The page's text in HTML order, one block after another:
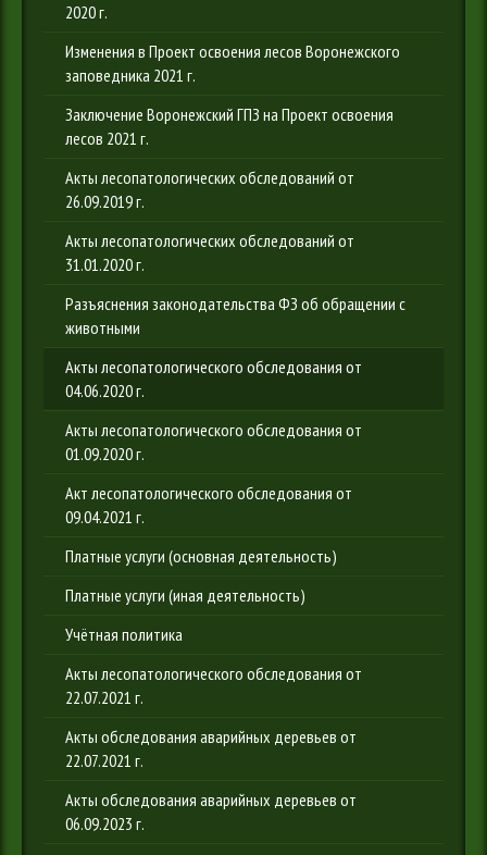
2020 г.
Изменения в Проект освоения лесов Воронежского
заповедника 2021 г.
Заключение Воронежский ГПЗ на Проект освоения
лесов 2021 г.
Акты лесопатологических обследований от
26.09.2019 г.
Акты лесопатологических обследований от
31.01.2020 г.
Разъяснения законодательства ФЗ об обращении с
животными
Акты лесопатологического обследования от
04.06.2020 г.
Акты лесопатологического обследования от
01.09.2020 г.
Акт лесопатологического обследования от
09.04.2021 г.
Платные услуги (основная деятельность)
Платные услуги (иная деятельность)
Учётная политика
Акты лесопатологического обследования от
22.07.2021 г.
Акты обследования аварийных деревьев от
22.07.2021 г.
Акты обследования аварийных деревьев от
06.09.2023 г.